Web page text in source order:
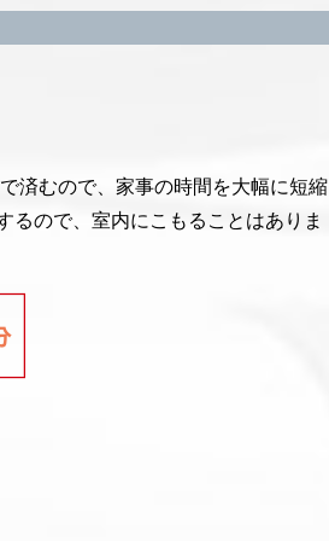
済むので、家事の時間を大幅に短縮
るので、室内にこもることはありま